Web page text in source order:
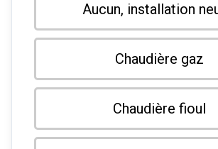
Aucun, installation
Chaudière gaz
Chaudière fioul